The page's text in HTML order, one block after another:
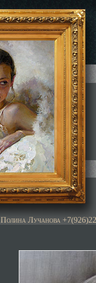
Полина Лучанова